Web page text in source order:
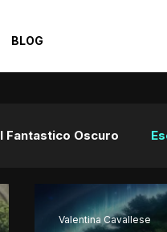
BLOG
Fantastico Oscuro
Valentina Cavallese